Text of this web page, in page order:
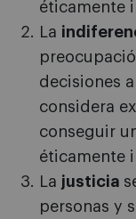
éticamente
La
decisiones
considera
conseguir
éticamente
La justicia
personas y